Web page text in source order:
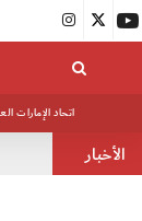
اتحاد الإمارات
الأخبار